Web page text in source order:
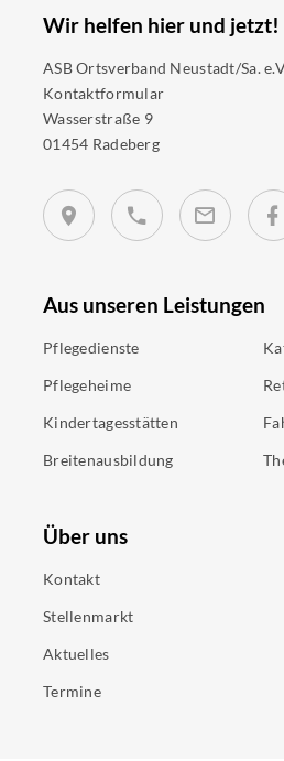
Wir helfen hier und jetzt!
ASB Ortsverband Neustadt/Sa.
Kontaktformular
Wasserstraße 9
01454 Radeberg
Aus unseren Leistungen
Pflegedienste
Pflegeheime
Kindertagesstätten
Breitenausbildung
Über uns
Kontakt
Stellenmarkt
Aktuelles
Termine